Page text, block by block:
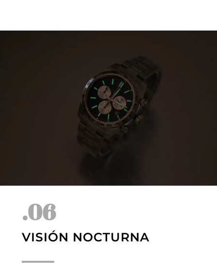
.06
VISIÓN NOCTURNA